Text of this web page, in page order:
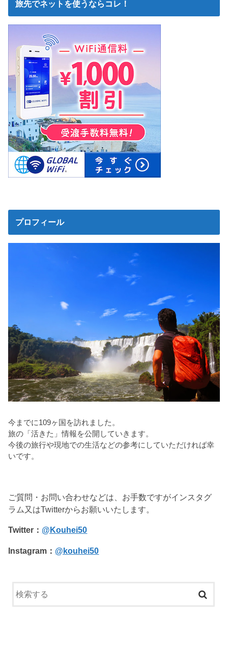
旅先でネットを使うならコレ！
プロフィール
今までに109ヶ国を訪れました。
旅の「活きた」情報を公開していきます。
今後の旅行や現地での生活などの参考にしていただければ幸
いです。
ご質問・お問い合わせなどは、お手数ですがインスタグ
ラム又はTwitterからお願いいたします。
Twitter： @Kouhei50
Instagram： @kouhei50